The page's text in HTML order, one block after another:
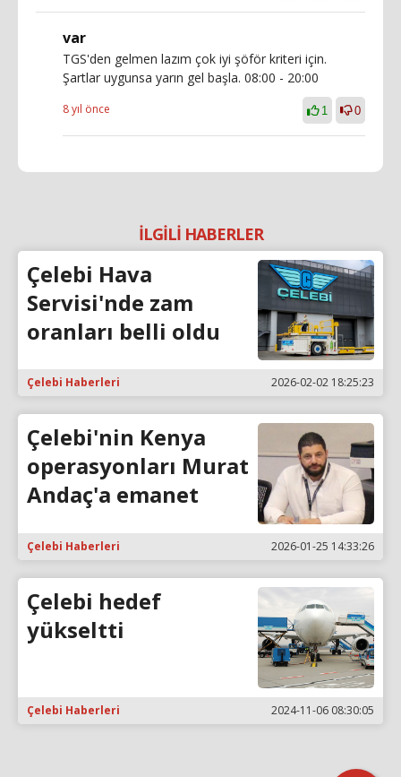
var
TGS'den gelmen lazım çok iyi şöför kriteri için.
Şartlar uygunsa yarın gel başla. 08:00 - 20:00
8 yıl önce 1 0
İLGİLİ HABERLER
Çelebi Hava
Servisi'nde zam
oranları belli oldu
Çelebi Haberleri 2026-02-02 18:25:23
Çelebi'nin Kenya
operasyonları Murat
Andaç'a emanet
Çelebi Haberleri 2026-01-25 14:33:26
Çelebi hedef
yükseltti
Çelebi Haberleri 2024-11-06 08:30:05